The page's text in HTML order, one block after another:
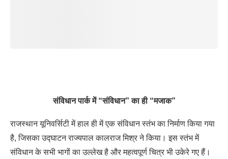
संविधान पार्क में “संविधान” का ही “मजाक”
राजस्थान यूनिवर्सिटी में हाल ही में एक संविधान स्तंभ का निर्माण किया गया
है, जिसका उद्घाटन राज्यपाल कालराज मिश्र ने किया। इस स्तंभ में
संविधान के सभी भागों का उल्लेख है और महत्वपूर्ण चित्र भी उकेरे गए हैं।